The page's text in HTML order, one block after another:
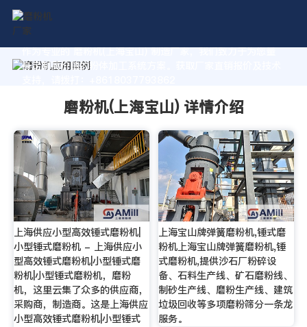
作为专业的 磨粉机(上海宝山) 制造厂家，我们致力于为您量
身定制高价值的粉体加工系统方案。获取厂家直销报价及技术
磨粉机(上海宝山) 详情介绍
上海供应小型高效锤式磨粉机|
小型锤式磨粉机 - 上海供应小
型高效锤式磨粉机|小型锤式磨
粉机|小型锤式磨粉机，磨粉
机，这里云集了众多的供应商，
采购商，制造商。这是上海供应
小型高效锤式磨粉机|小型锤式
上海宝山牌弹簧磨粉机,锤式磨
粉机上海宝山牌弹簧磨粉机,锤
式磨粉机,提供沙石厂粉碎设
备、石料生产线、矿石磨粉线、
制砂生产线、磨粉生产线、建筑
垃圾回收等多项磨粉筛分一条龙
服务。